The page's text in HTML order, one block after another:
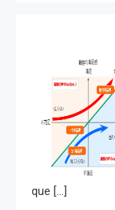
que […]